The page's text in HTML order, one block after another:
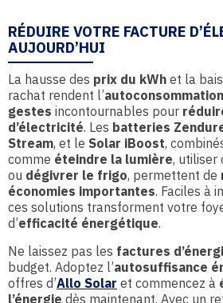
RÉDUIRE VOTRE FACTURE
AUJOURD’HUI
La hausse des prix du kWh et la
rachat rendent l’
gestes incontournables pour
d’électricité. Les batteries
Stream, et le Solar iBoost,
comme éteindre la lumière, utiliser
ou dégivrer le frigo, permettent de
économies importantes. Faciles à
ces solutions transforment votre
d’efficacité énergétique.
Ne laissez pas les factures
budget. Adoptez l’autosuffisance
offres d’Allo Solar et commencez à
l’énergie dès maintenant. Avec un